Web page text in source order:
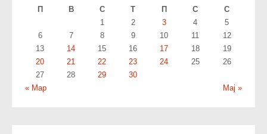
П В С T П С С
« Мар Мај »
1 2 3 4
5
6
7 8 9 10 11
12
13
14 15 16 17 18
19
20
21 22 23 24 25
26
27
28 29 30